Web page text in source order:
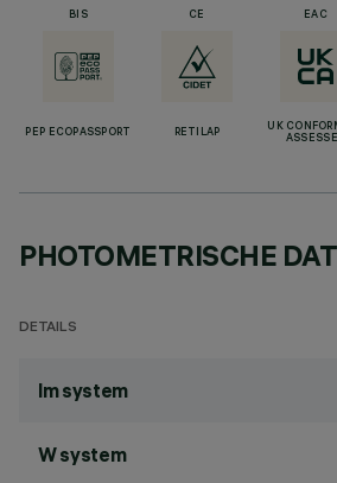
BIS CE EAC
PEP ECOPASSPORT RETILAP
UK
PHOTOMETRISCHE
DETAILS
lm system
W system